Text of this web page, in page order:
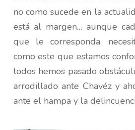
no como sucede en la
está al margen… aunque
que le corresponda,
como este que estamos
todos hemos pasado
arrodillado ante Chavéz y
ante el hampa y la